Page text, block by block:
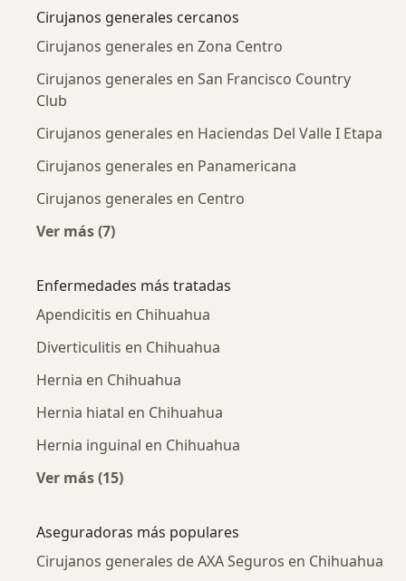
Cirujanos generales cercanos
Cirujanos generales en Zona Centro
Cirujanos generales en San Francisco Country
Club
Cirujanos generales en Haciendas Del Valle I Etapa
Cirujanos generales en Panamericana
Cirujanos generales en Centro
Ver más (7)
Enfermedades más tratadas
Apendicitis en Chihuahua
Diverticulitis en Chihuahua
Hernia en Chihuahua
Hernia hiatal en Chihuahua
Hernia inguinal en Chihuahua
Ver más (15)
Aseguradoras más populares
Cirujanos generales de AXA Seguros en Chihuahua